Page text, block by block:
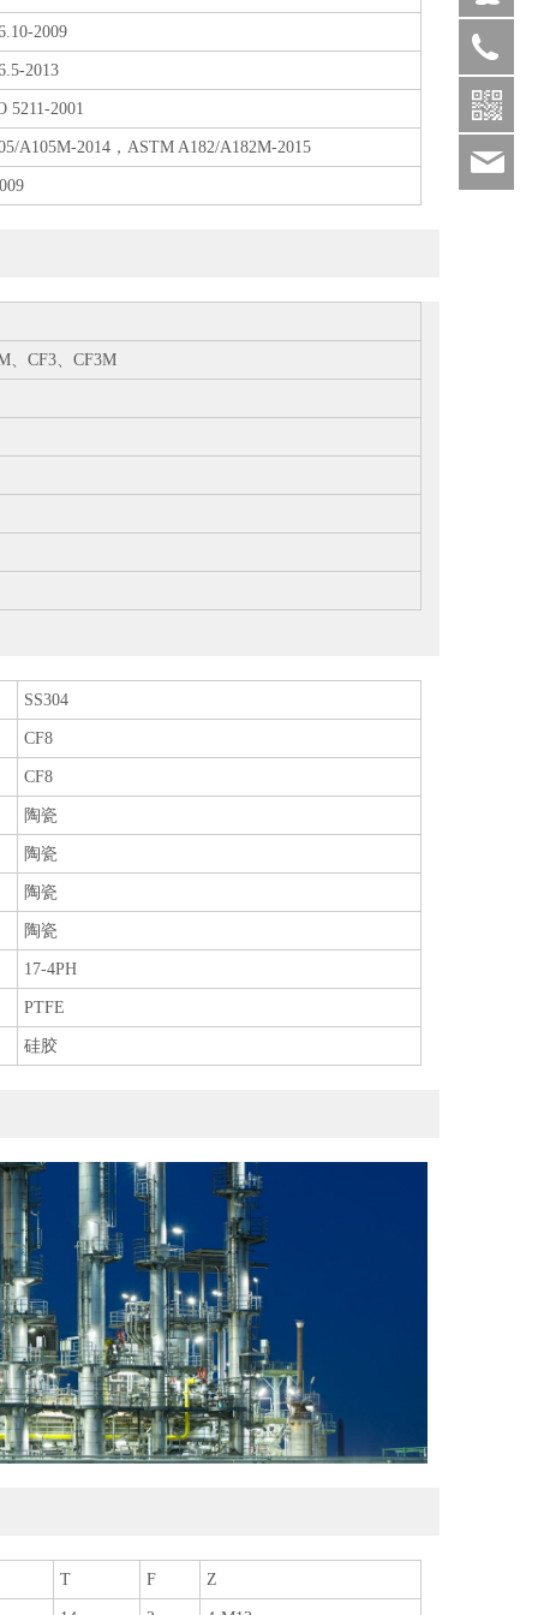
2009
2013
5211-2001
A105M-2014，ASTM A182/A182M-2015
、CF3、CF3M
SS304
CF8
CF8
陶瓷
陶瓷
陶瓷
陶瓷
17-4PH
PTFE
硅胶
T F Z
0577-